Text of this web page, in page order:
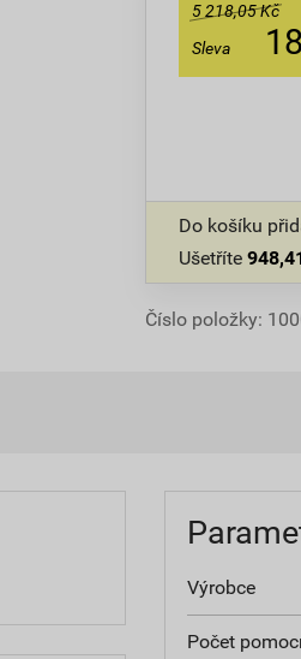
5 218,05 Kč
Sleva
18
Do košíku
Ušetříte
Číslo položky:
Výrobce
Počet